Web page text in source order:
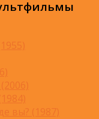
вы? (1987)